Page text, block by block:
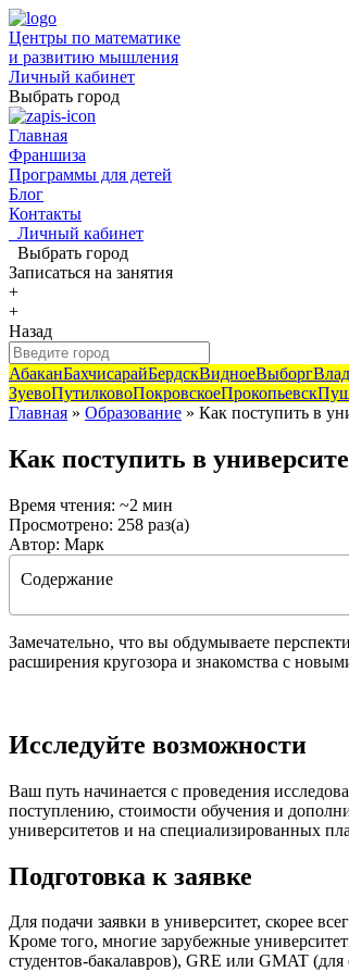
Центры по математике
и развитию мышления
Личный кабинет
Выбрать город
Главная
Франшиза
Программы для детей
Блог
Контакты
Личный кабинет
Выбрать город
Записаться на занятия
+
+
Назад
АбаканБахчисарайБердскВидноеВыборг
ЗуевоПутилковоПокровскоеПрокопьевск
Главная » Образование » Как поступить в
Как поступить в
Время чтения: ~2 мин
Просмотрено: 258 раз(а)
Автор: Марк
Содержание
Замечательно, что вы обдумываете
расширения кругозора и знакомства с
Исследуйте возможности
Ваш путь начинается с проведения
поступлению, стоимости обучения и
университетов и на специализированных
Подготовка к заявке
Для подачи заявки в университет, скорее
Кроме того, многие зарубежные
студентов-бакалавров), GRE или GMAT (для